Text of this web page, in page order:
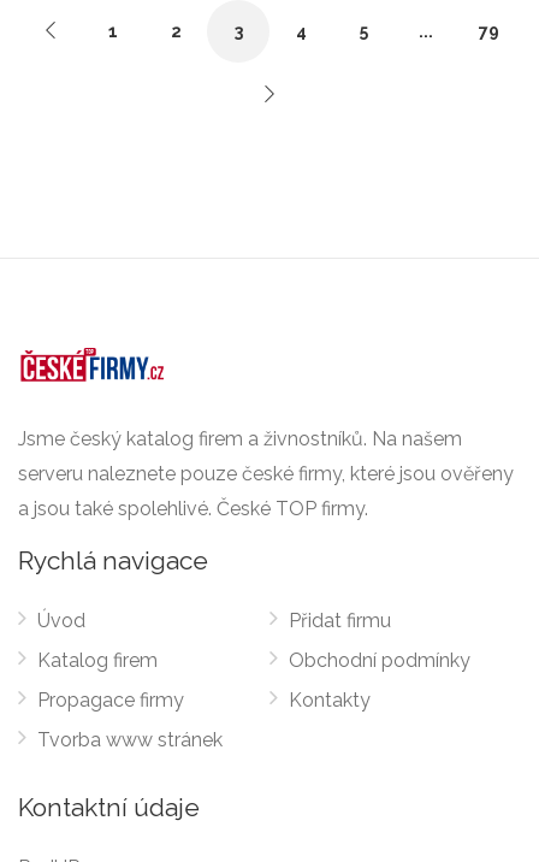
1 2 3 4 5 ... 79
Jsme český katalog firem a živnostníků. Na našem
serveru naleznete pouze české firmy, které jsou ověřeny
a jsou také spolehlivé. České TOP firmy.
Rychlá navigace
Úvod
Katalog firem
Propagace firmy
Tvorba www stránek
Přidat firmu
Obchodní podmínky
Kontakty
Kontaktní údaje